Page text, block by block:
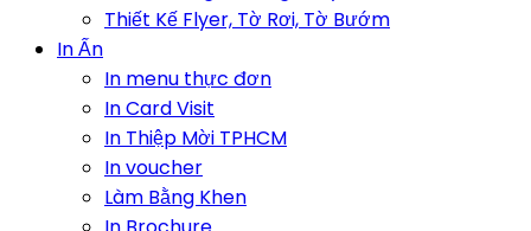
Thiết Kế Flyer, Tờ Rơi, Tờ Bướm
In Ấn
In menu thực đơn
In Card Visit
In Thiệp Mời TPHCM
In voucher
Làm Bằng Khen